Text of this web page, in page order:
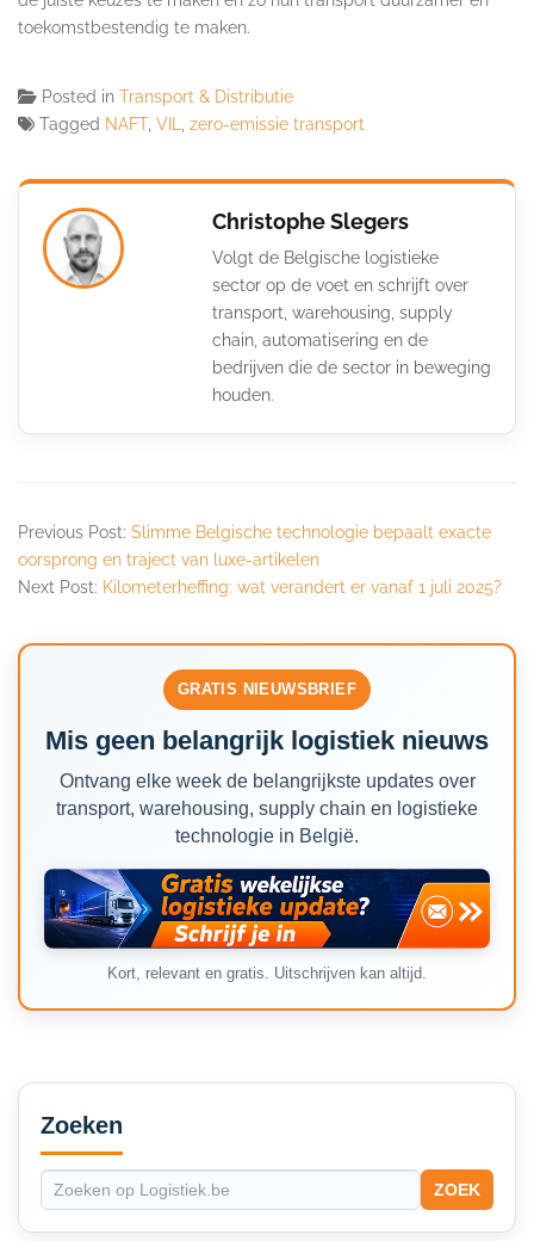
toekomstbestendig te maken.
Posted in Transport & Distributie
Tagged NAFT, VIL zero-emissie transport
Christophe Slegers
Volgt de Belgische logistieke
sector op de voet en schrijft over
transport, warehousing, supply
chain, automatisering en de
bedrijven die de sector in beweging
houden.
Previous Post: Slimme Belgische technologie bepaalt exacte
oorsprong en traject van luxe-artikelen
Next Post: Kilometerheffing: wat verandert er vanaf 1 juli 2025?
GRATIS NIEUWSBRIEF
Mis geen belangrijk logistiek nieuws
Ontvang elke week de belangrijkste updates over
transport, warehousing, supply chain en logistieke
technologie in België.
Kort, relevant en gratis. Uitschrijven kan altijd.
Secondary
Sidebar
Zoeken
ZOEK